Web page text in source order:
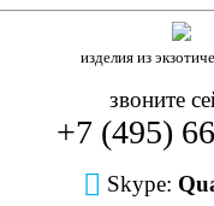
изделия из
звоните
+7 (495)
Skype: